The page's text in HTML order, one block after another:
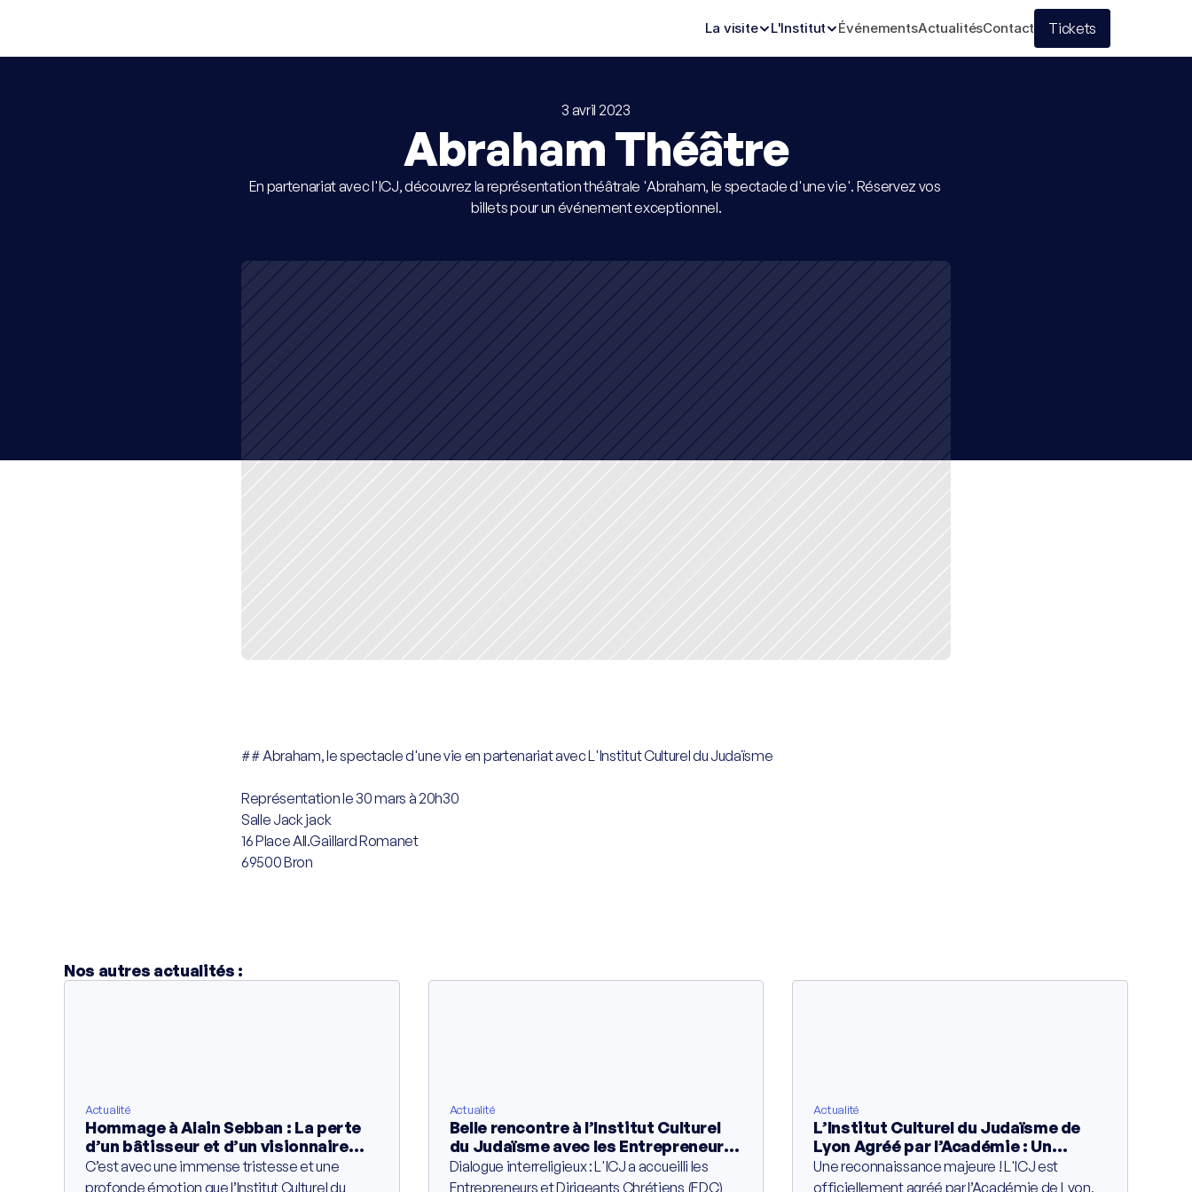
La visite L'Institut ÉvénementsActualitésContact Tickets
3 avril 2023
Abraham Théâtre
En partenariat avec l'ICJ, découvrez la représentation théâtrale 'Abraham, le spectacle d'une vie'. Réservez vos
billets pour un événement exceptionnel.
## Abraham, le spectacle d'une vie en partenariat avec L'Institut Culturel du Judaïsme
Représentation le 30 mars à 20h30
Salle Jack jack
16 Place All.Gaillard Romanet
69500 Bron
Nos autres actualités :
Actualité
Hommage à Alain Sebban : La perte
d’un bâtisseur et d’un visionnaire
engagé
C’est avec une immense tristesse et une
profonde émotion que l’Institut Culturel du
Actualité
Belle rencontre à l’Institut Culturel
du Judaïsme avec les Entrepreneurs
et Dirigeants Chrétiens
Dialogue interreligieux : L'ICJ a accueilli les
Entrepreneurs et Dirigeants Chrétiens (EDC)
Actualité
L’Institut Culturel du Judaïsme de
Lyon Agréé par l’Académie : Un
Partenariat Éducatif de Cinq Ans
Contre l’Ignorance
Une reconnaissance majeure ! L'ICJ est
officiellement agréé par l’Académie de Lyon,